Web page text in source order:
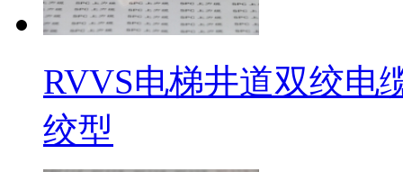
RVVS电梯井道双绞电
绞型